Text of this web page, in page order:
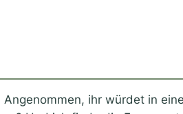
ihr würdet in